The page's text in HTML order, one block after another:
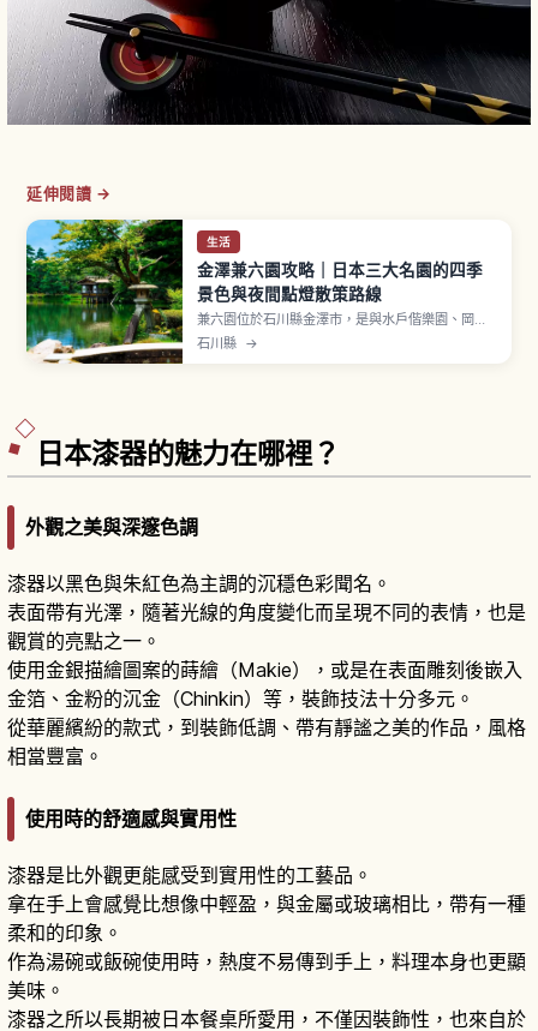
延伸閱讀 →
生活
金澤兼六園攻略｜日本三大名園的四季
景色與夜間點燈散策路線
兼六園位於石川縣金澤市，是與水戶偕樂園、岡山
後樂園並列的日本三大名園，指定國家特別名勝。
石川縣 →
日本漆器的魅力在哪裡？
外觀之美與深邃色調
漆器以黑色與朱紅色為主調的沉穩色彩聞名。
表面帶有光澤，隨著光線的角度變化而呈現不同的表情，也是
觀賞的亮點之一。
使用金銀描繪圖案的蒔繪（Makie），或是在表面雕刻後嵌入
金箔、金粉的沉金（Chinkin）等，裝飾技法十分多元。
從華麗繽紛的款式，到裝飾低調、帶有靜謐之美的作品，風格
相當豐富。
使用時的舒適感與實用性
漆器是比外觀更能感受到實用性的工藝品。
拿在手上會感覺比想像中輕盈，與金屬或玻璃相比，帶有一種
柔和的印象。
作為湯碗或飯碗使用時，熱度不易傳到手上，料理本身也更顯
美味。
漆器之所以長期被日本餐桌所愛用，不僅因裝飾性，也來自於